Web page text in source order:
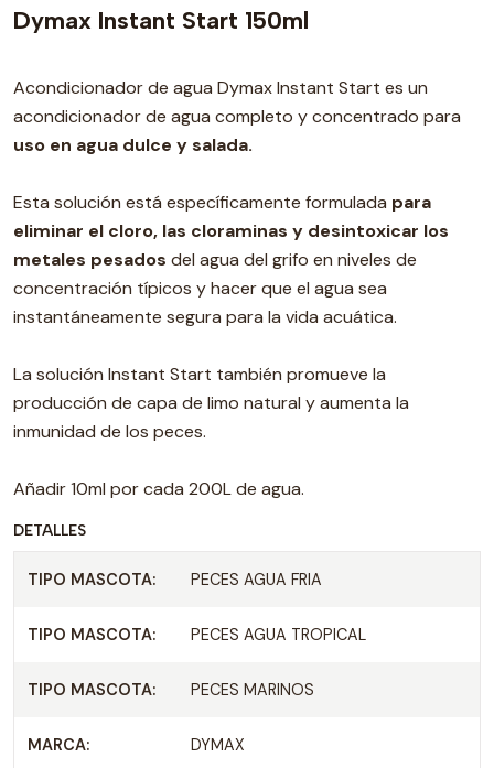
Dymax Instant Start 150ml
Acondicionador de agua Dymax Instant Start es un
acondicionador de agua completo y concentrado para
uso en agua dulce y salada.
Esta solución está específicamente formulada para
eliminar el cloro, las cloraminas y desintoxicar los
metales pesados ​​del agua del grifo en niveles de
concentración típicos y hacer que el agua sea
instantáneamente segura para la vida acuática.
La solución Instant Start también promueve la
producción de capa de limo natural y aumenta la
inmunidad de los peces.
Añadir 10ml por cada 200L de agua.
DETALLES
TIPO MASCOTA: PECES AGUA FRIA
TIPO MASCOTA: PECES AGUA TROPICAL
TIPO MASCOTA: PECES MARINOS
MARCA: DYMAX